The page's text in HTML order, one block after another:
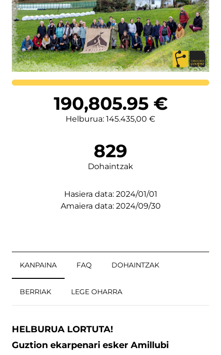
Lortutakoa
190,805.95€
Helburua: 145.435,00 €
829
Dohaintzak
Hasiera data: 2024/01/01
Amaiera data: 2024/09/30
KANPAINA FAQ DOHAINTZAK
BERRIAK LEGE OHARRA
HELBURUA LORTUTA!
Guztion ekarpenari esker Amillubi